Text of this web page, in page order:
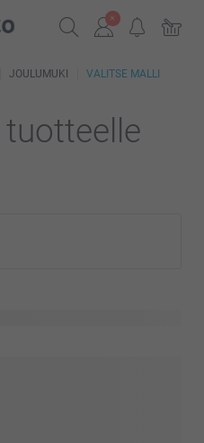
JOULUMUKI VALITSE MALLI